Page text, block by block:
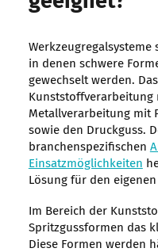
in denen schwere
gewechselt werden.
Kunststoffverarbeitung
Metallverarbeitung mit
sowie den Druckguss.
branchenspezifischen
Einsatzmöglichkeiten
Lösung für den
Im Bereich der
Spritzgussformen das
Diese Formen werden